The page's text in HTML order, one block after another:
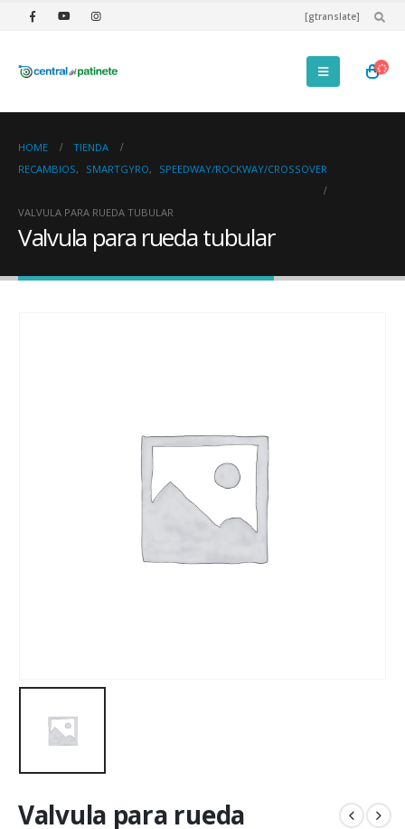
[gtranslate]
HOME
TIENDA
RECAMBIOS, SMARTGYRO, SPEEDWAY/ROCKWAY/CROSSOVER
VALVULA PARA RUEDA TUBULAR
Valvula para rueda tubular
Valvula para rueda